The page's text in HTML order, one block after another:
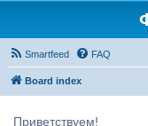
Smartfeed FAQ
Board index
Приветствуем!